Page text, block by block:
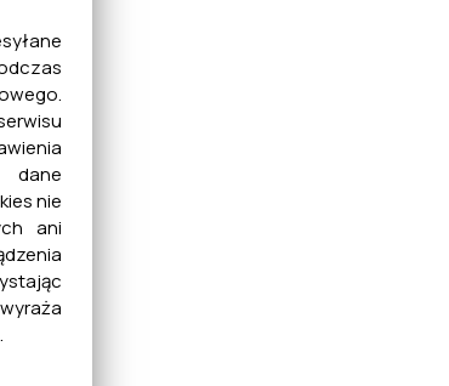
dane
nie
ani